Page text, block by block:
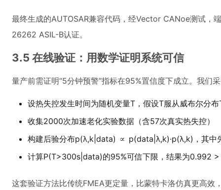
最终生成的AUTOSAR兼容代码，经Vector CANoe测试，
26262 ASIL-B认证。
3.5 在线验证：用数学证明系统可信
量产前需证明“5分钟预警”指标在95%置信度下成立。我们
设热失控发生时间为随机变量T，假设T服从威布尔分
收集2000次加速老化实验数据（含57次真实热失控）
构建后验分布p(λ,k|data) ∝ p(data|λ,k)·p(λ,k)，其中
计算P(T>300s|data)的95%可信下限，结果为0.992
这套验证方法比传统FMEA更定量，比蒙特卡洛仿真更高效